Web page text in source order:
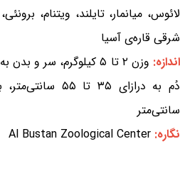
لائوس، میانمار، تایلند، ویتنام،
شرقی قاره‌ی آسیا
اندازه:
سانتی‌متر
نگاره: Al Bustan Zoological Center